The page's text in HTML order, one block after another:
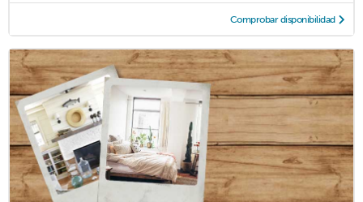
Comprobar disponibilidad